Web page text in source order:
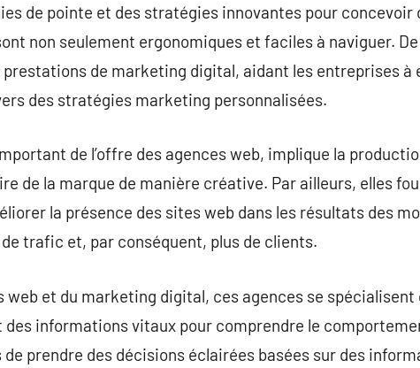
de pointe et des stratégies innovantes pour concevoir
non seulement ergonomiques et faciles à naviguer.
de marketing digital, aidant les entreprises à
des stratégies marketing personnalisées.
de l’offre des agences web, implique la
de la marque de manière créative. Par ailleurs, elles
la présence des sites web dans les résultats des
trafic et, par conséquent, plus de clients.
et du marketing digital, ces agences se spécialisent
des informations vitaux pour comprendre le
prendre des décisions éclairées basées sur des